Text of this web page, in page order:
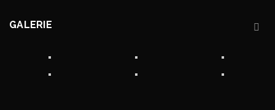
GALERIE